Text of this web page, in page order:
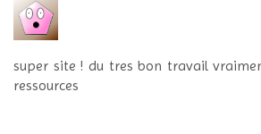
super site ! du tres bon travail
ressources